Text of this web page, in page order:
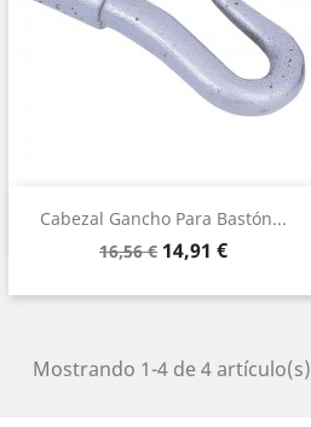
Cabezal Gancho Para Bastón...
Precio
16,56 € Precio
14,91 €
Vista rápida
Mostrando 1-4 de 4 artículo(s)